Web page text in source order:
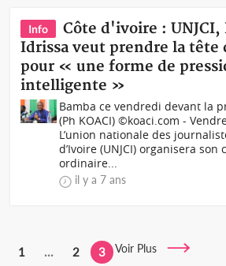
Info
Côte d'ivoire : UNJCI,
Idrissa veut prendre la
pour « une forme de
intelligente »
Bamba ce vendredi devant la
(Ph KOACI) ©koaci.com -
L’union nationale des
d’Ivoire (UNJCI) organisera son
ordinaire...
il y a 7 ans
1 ... 2 3 Voir Plus